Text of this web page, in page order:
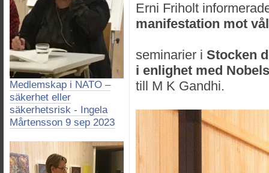
Medlemskap i NATO –
säkerhet eller
säkerhetsrisk - Ingela
Mårtensson 9 sep 2023
Erni Friholt
manifestation mot
seminarier i Stocken
i enlighet med
till M K Gandhi.